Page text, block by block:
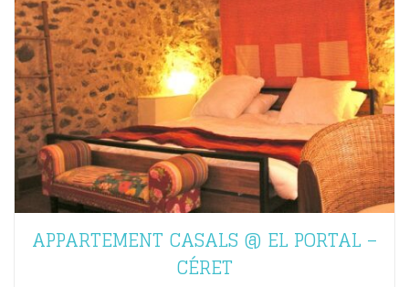
APPARTEMENT CASALS @ EL PORTAL –
CÉRET